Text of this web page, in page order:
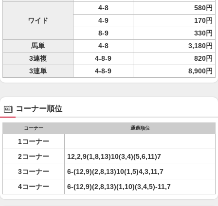
ワイド
4-8
580円
4-9
170円
8-9
330円
馬単
4-8
3,180円
3連複
4-8-9
820円
3連単
4-8-9 8,900円
コーナー順位
コーナー 通過順位
1コーナー
2コーナー
12,2,9(1,8,13)10(3,4)(5,6,11)7
3コーナー
6-(12,9)(2,8,13)10(1,5)4,3,11,7
4コーナー
6-(12,9)(2,8,13)(1,10)(3,4,5)-11,7